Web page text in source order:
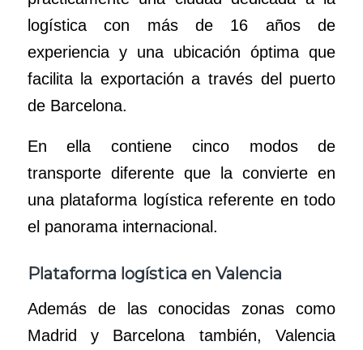
logística con más de 16 años de
experiencia y una ubicación óptima que
facilita la exportación a través del puerto
de Barcelona.
En ella contiene cinco modos de
transporte diferente que la convierte en
una plataforma logística referente en todo
el panorama internacional.
Plataforma logística en Valencia
Además de las conocidas zonas como
Madrid y Barcelona también, Valencia